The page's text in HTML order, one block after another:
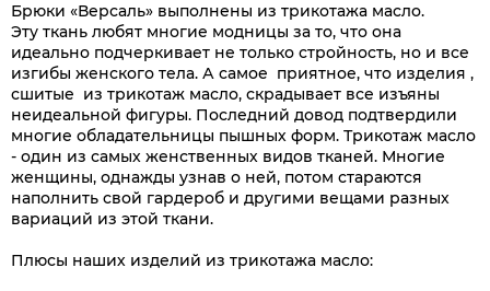
Брюки «Версаль» выполнены из трикотажа масло.
Эту ткань любят многие модницы за то, что она
идеально подчеркивает не только стройность, но и все
изгибы женского тела. А самое приятное, что изделия ,
сшитые из трикотаж масло, скрадывает все изъяны
неидеальной фигуры. Последний довод подтвердили
многие обладательницы пышных форм. Трикотаж масло
- один из самых женственных видов тканей. Многие
женщины, однажды узнав о ней, потом стараются
наполнить свой гардероб и другими вещами разных
вариаций из этой ткани.
Плюсы наших изделий из трикотажа масло: